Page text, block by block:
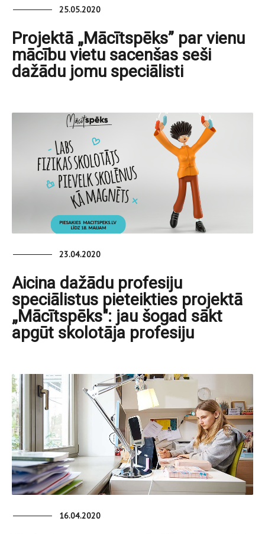
25.05.2020
Projektā „Mācītspēks” par vienu
mācību vietu sacenšas seši
dažādu jomu speciālisti
23.04.2020
Aicina dažādu profesiju
speciālistus pieteikties projektā
„Mācītspēks": jau šogad sākt
apgūt skolotāja profesiju
16.04.2020